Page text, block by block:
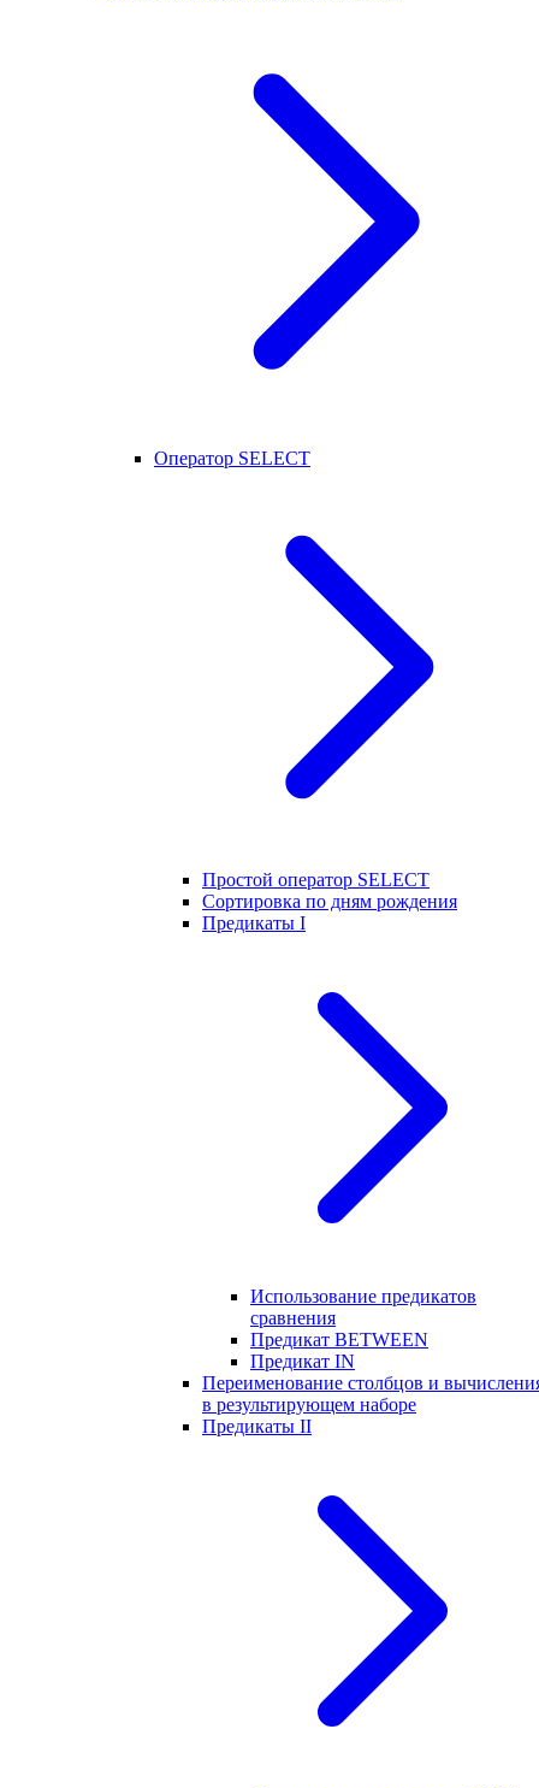
Оператор SELECT
Простой оператор SELECT
Сортировка по дням рождения
Предикаты I
Использование предикатов
сравнения
Предикат BETWEEN
Предикат IN
Переименование столбцов и
в результирующем наборе
Предикаты II